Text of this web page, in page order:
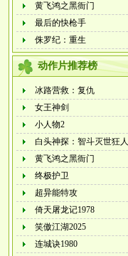
黄飞鸿之黑衙门
最后的快枪手
侏罗纪：重生
动作片推荐榜
冰路营救：复仇
女王神剑
小人物2
白头神探：智斗灭世狂人
黄飞鸿之黑衙门
终极护卫
超异能特攻
倚天屠龙记1978
笑傲江湖2025
连城诀1980